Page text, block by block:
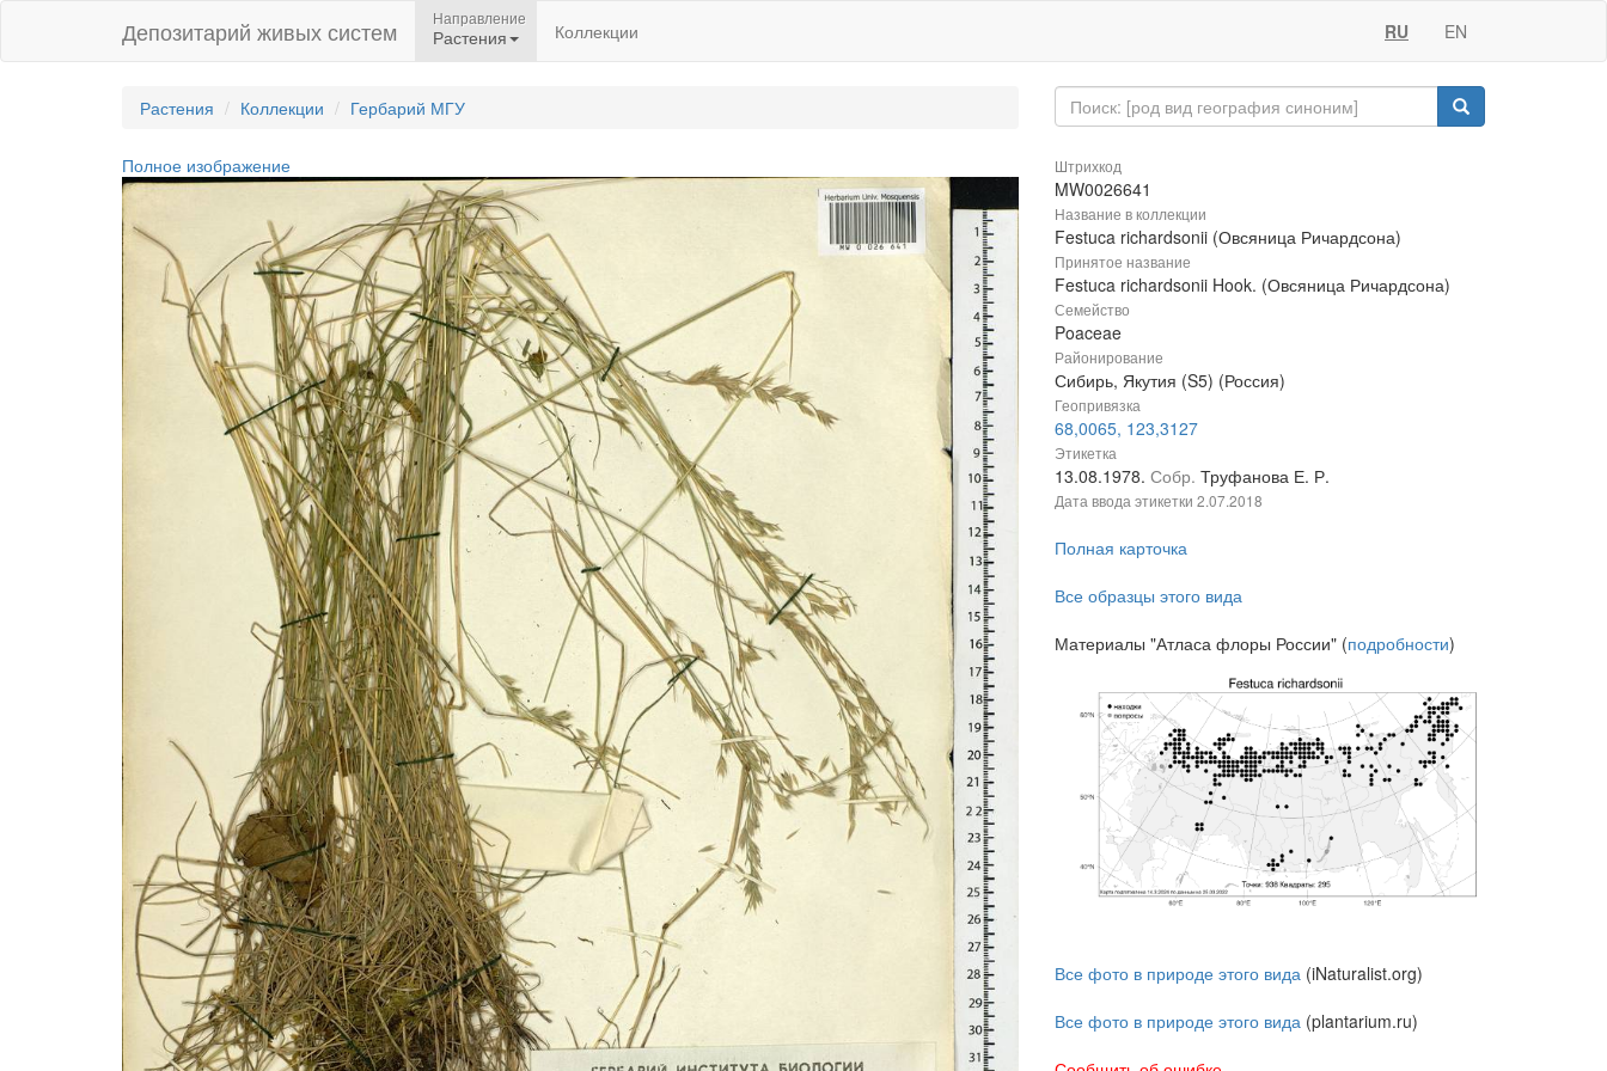
Депозитарий живых систем Направление
Растения Коллекции RU EN
Растения Коллекции Гербарий МГУ
Полное изображение Штрихкод
MW0026641
Название в коллекции
Festuca richardsonii (Овсяница Ричардсона)
Принятое название
Festuca richardsonii Hook. (Овсяница Ричардсона)
Семейство
Poaceae
Районирование
Сибирь, Якутия (S5) (Россия)
Геопривязка
68,0065, 123,3127
Этикетка
13.08.1978. Собр. Труфанова Е. Р.
Дата ввода этикетки 2.07.2018
Полная карточка
Все образцы этого вида
Материалы "Атласа флоры России" (подробности)
Все фото в природе этого вида (iNaturalist.org)
Все фото в природе этого вида (plantarium.ru)